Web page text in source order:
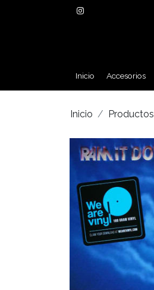
Inicio Accesorios
Inicio Productos